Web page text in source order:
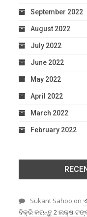
September 2022
August 2022
July 2022
June 2022
May 2022
April 2022
March 2022
February 2022
Sukant Sahoo on
ବିକ୍ରି କରନ୍ତୁ 2 ଲକ୍ଷ